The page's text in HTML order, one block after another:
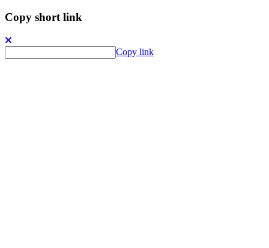
Copy short link
Copy link